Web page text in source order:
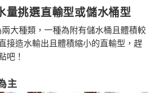
量挑選直輸型或儲水桶型
大種類，一種為附有儲水桶且體積較
接造水輸出且體積縮小的直輸型，趕
吧！
主